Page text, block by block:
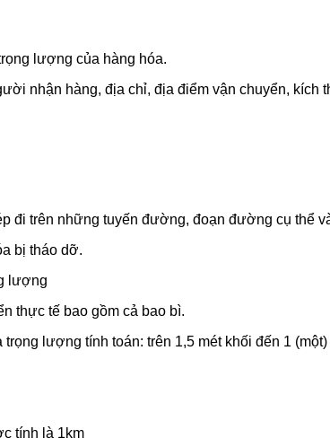
lượng của hàng hóa.
nhận hàng, địa chỉ, địa điểm vận chuyển, kích
đi trên những tuyến đường, đoạn đường cụ thể
bị tháo dỡ.
lượng
thực tế bao gồm cả bao bì.
lượng tính toán: trên 1,5 mét khối đến 1 (một)
tính là 1km